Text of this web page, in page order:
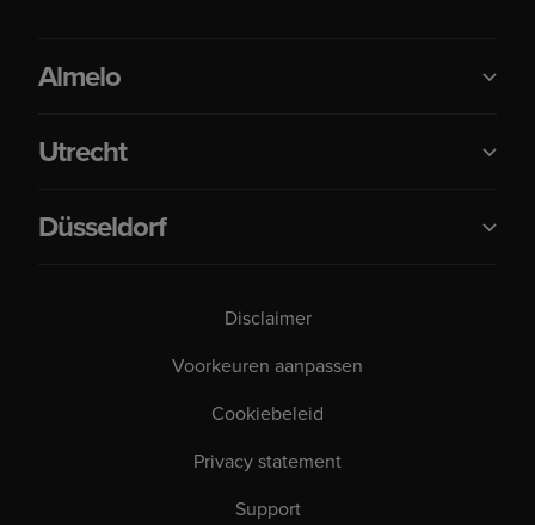
Almelo
Utrecht
Düsseldorf
Disclaimer
Voorkeuren aanpassen
Cookiebeleid
Privacy statement
Support